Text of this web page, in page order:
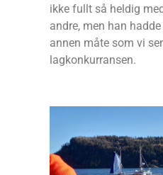
ikke fullt så heldig
andre, men han
annen måte som vi
lagkonkurransen.